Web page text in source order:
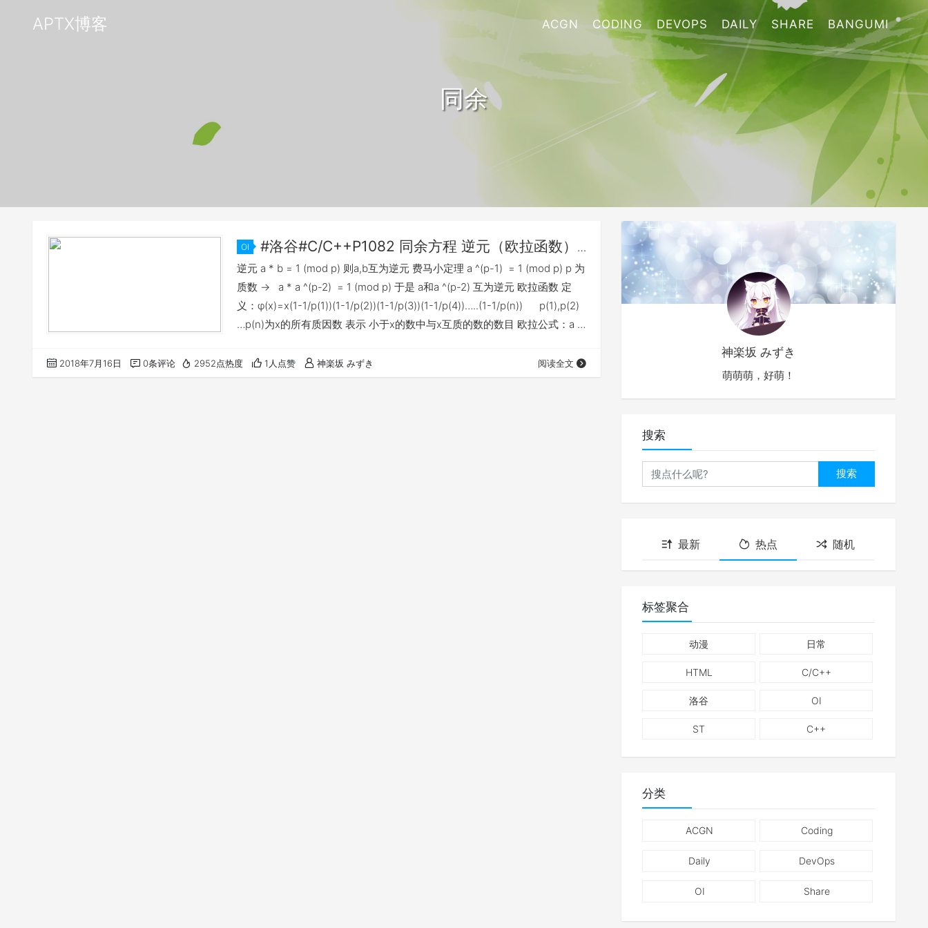
APTX博客 ACGN CODING DEVOPS DAILY SHARE BANGUMI
同余
OI
#洛谷#C/C++P1082 同余方程 逆元（欧拉函数）/
拓展欧几里得
逆元 a * b = 1 (mod p) 则a,b互为逆元 费马小定理 a ^(p-1) = 1 (mod p) p 为
质数 -> a * a ^(p-2) = 1 (mod p) 于是 a和a ^(p-2) 互为逆元 欧拉函数 定
义：φ(x)=x(1-1/p(1))(1-1/p(2))(1-1/p(3))(1-1/p(4))…..(1-1/p(n)) p(1),p(2)
…p(n)为x的所有质因数 表示 小于x的数中与x互质的数的数目 欧拉公式：a ^
2018年7月16日 0条评论 2952点热度 1人点赞 神楽坂 みずき 阅读全文
神楽坂 みずき
萌萌萌，好萌！
搜索
搜索
最新 热点 随机
标签聚合
动漫 日常
HTML C/C++
洛谷 OI
ST C++
分类
ACGN Coding
Daily DevOps
OI Share